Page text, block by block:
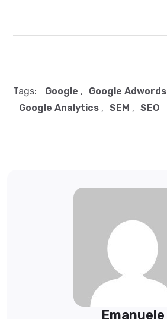
Tags: Google , Google Adwords
Google Analytics , SEM , SEO
Emanuele